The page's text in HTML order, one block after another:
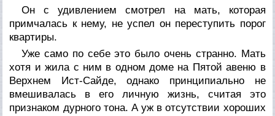
Он с удивлением смотрел на мать, которая
примчалась к нему, не успел он переступить порог
квартиры.
Уже само по себе это было очень странно. Мать
хотя и жила с ним в одном доме на Пятой авеню в
Верхнем Ист-Сайде, однако принципиально не
вмешивалась в его личную жизнь, считая это
признаком дурного тона. А уж в отсутствии хороших